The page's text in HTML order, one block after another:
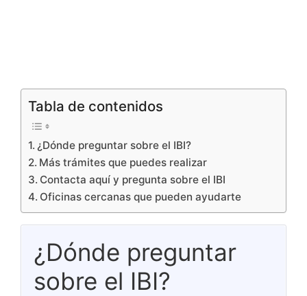
Tabla de contenidos
¿Dónde preguntar sobre el IBI?
Más trámites que puedes realizar
Contacta aquí y pregunta sobre el IBI
Oficinas cercanas que pueden ayudarte
¿Dónde preguntar
sobre el IBI?